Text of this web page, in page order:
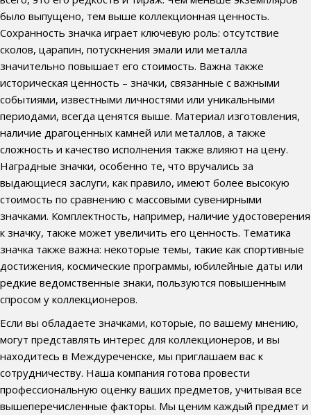
было выпущено, тем выше коллекционная ценность.
Сохранность значка играет ключевую роль: отсутствие
сколов, царапин, потускнения эмали или металла
значительно повышает его стоимость. Важна также
историческая ценность – значки, связанные с важными
событиями, известными личностями или уникальными
периодами, всегда ценятся выше. Материал изготовления,
наличие драгоценных камней или металлов, а также
сложность и качество исполнения также влияют на цену.
Наградные значки, особенно те, что вручались за
выдающиеся заслуги, как правило, имеют более высокую
стоимость по сравнению с массовыми сувенирными
значками. Комплектность, например, наличие удостоверения
к значку, также может увеличить его ценность. Тематика
значка также важна: некоторые темы, такие как спортивные
достижения, космические программы, юбилейные даты или
редкие ведомственные знаки, пользуются повышенным
спросом у коллекционеров.
Если вы обладаете значками, которые, по вашему мнению,
могут представлять интерес для коллекционеров, и вы
находитесь в Междуреченске, мы приглашаем вас к
сотрудничеству. Наша компания готова провести
профессиональную оценку ваших предметов, учитывая все
вышеперечисленные факторы. Мы ценим каждый предмет и